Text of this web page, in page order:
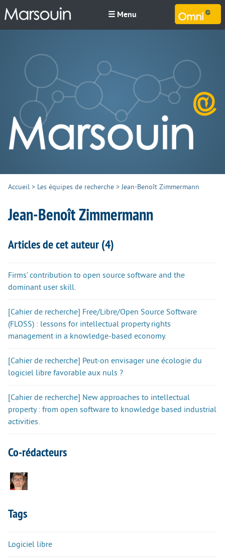
☰ Menu
Accueil > Les équipes de recherche > Jean-Benoît Zimmermann
Jean-Benoît Zimmermann
Articles de cet auteur (4)
Firms’ contribution to open source software and the
dominant user skill.
[Cahier de recherche] Free/Libre/Open Source Software
(FLOSS) : lessons for intellectual property rights
management in a knowledge-based economy.
[Cahier de recherche] Peut-on envisager une écologie du
logiciel libre favorable aux nuls ?
[Cahier de recherche] New approaches to intellectual
property : from open software to knowledge based industrial
activities.
Co-rédacteurs
Tags
Logiciel libre